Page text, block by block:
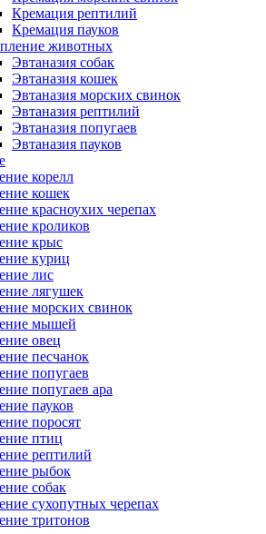
Кремация рептилий
Кремация пауков
животных
Эвтаназия собак
Эвтаназия кошек
Эвтаназия морских свинок
Эвтаназия рептилий
Эвтаназия попугаев
Эвтаназия пауков
корелл
кошек
красноухих черепах
кроликов
крыс
куриц
лис
лягушек
морских свинок
мышей
овец
песчанок
попугаев
попугаев ара
пауков
поросят
птиц
рептилий
рыбок
собак
сухопутных черепах
тритонов